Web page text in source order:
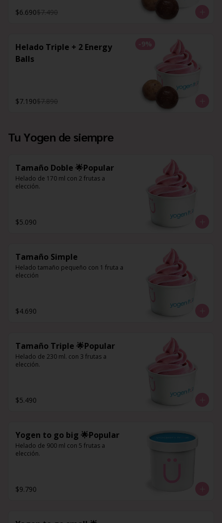
$6.690$7.490
-9%
Helado Triple + 2 Energy
Balls
$7.190$7.890
Tu Yogen de siempre
Tamaño Doble 🌟Popular
Helado de 170 ml con 2 frutas a
elección.
$5.090
Tamaño Simple
Helado tamaño pequeño con 1 fruta a
elección
$4.690
Tamaño Triple 🌟Popular
Helado de 230 ml. con 3 frutas a
elección.
$5.490
Yogen to go big 🌟Popular
Helado de 900 ml con 5 frutas a
elección.
$9.790